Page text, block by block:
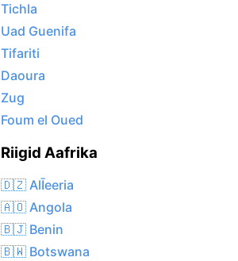
Tichla
Uad Guenifa
Tifariti
Daoura
Zug
Foum el Oued
Riigid Aafrika
🇩🇿 AlĪeeria
🇦🇴 Angola
🇧🇯 Benin
🇧🇼 Botswana